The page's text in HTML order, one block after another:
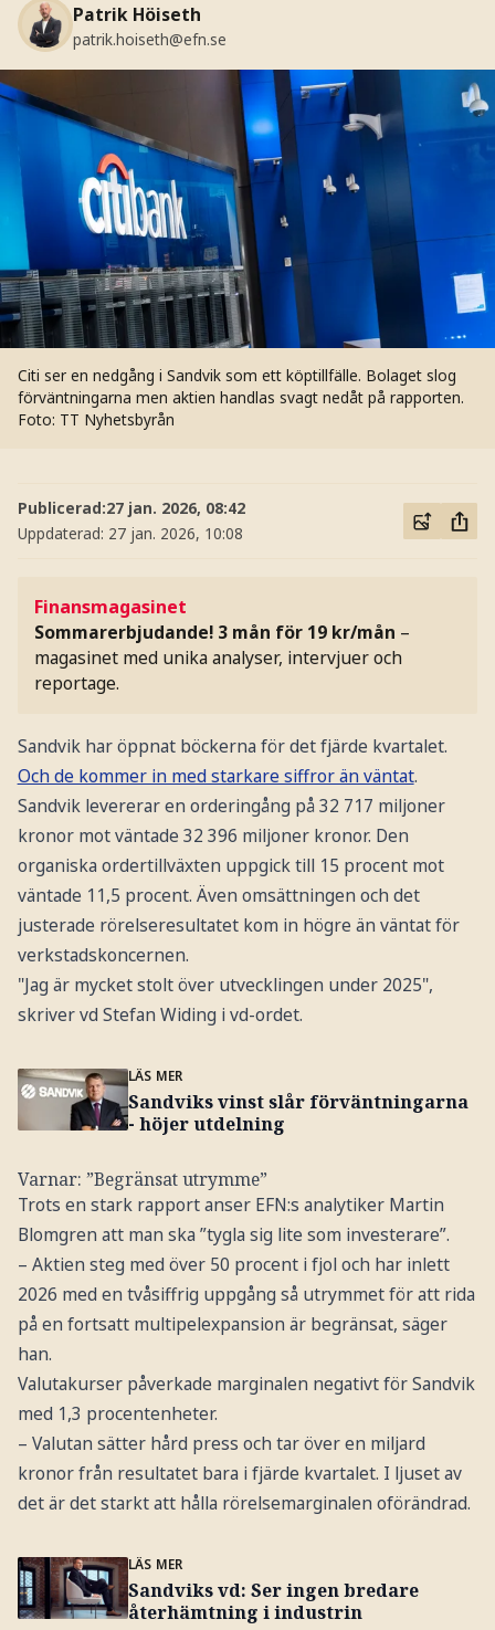
Patrik Höiseth
patrik.hoiseth@efn.se
Citi ser en nedgång i Sandvik som ett köptillfälle. Bolaget slog
förväntningarna men aktien handlas svagt nedåt på rapporten.
Foto: TT Nyhetsbyrån
Publicerad:27 jan. 2026, 08:42
Uppdaterad: 27 jan. 2026, 10:08
Finansmagasinet
Sommarerbjudande! 3 mån för 19 kr/mån –
magasinet med unika analyser, intervjuer och
reportage.
Sandvik har öppnat böckerna för det fjärde kvartalet.
Och de kommer in med starkare siffror än väntat.
Sandvik levererar en orderingång på 32 717 miljoner
kronor mot väntade 32 396 miljoner kronor. Den
organiska ordertillväxten uppgick till 15 procent mot
väntade 11,5 procent. Även omsättningen och det
justerade rörelseresultatet kom in högre än väntat för
verkstadskoncernen.
"Jag är mycket stolt över utvecklingen under 2025",
skriver vd Stefan Widing i vd-ordet.
LÄS MER
Sandviks vinst slår förväntningarna
- höjer utdelning
Varnar: ”Begränsat utrymme”
Trots en stark rapport anser EFN:s analytiker Martin
Blomgren att man ska ”tygla sig lite som investerare”.
– Aktien steg med över 50 procent i fjol och har inlett
2026 med en tvåsiffrig uppgång så utrymmet för att rida
på en fortsatt multipelexpansion är begränsat, säger
han.
Valutakurser påverkade marginalen negativt för Sandvik
med 1,3 procentenheter.
– Valutan sätter hård press och tar över en miljard
kronor från resultatet bara i fjärde kvartalet. I ljuset av
det är det starkt att hålla rörelsemarginalen oförändrad.
LÄS MER
Sandviks vd: Ser ingen bredare
återhämtning i industrin